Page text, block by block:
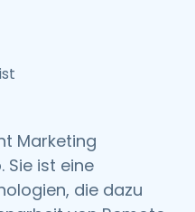
Marketing
Sie ist eine
die dazu